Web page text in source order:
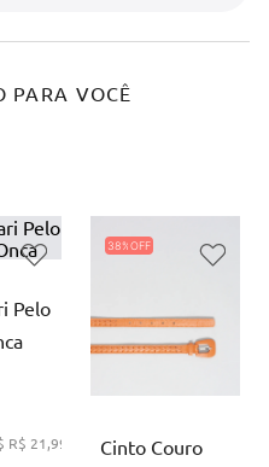
PARA VOCÊ
Pelo
R$ 21,99 sem juros
38%
Cinto Couro